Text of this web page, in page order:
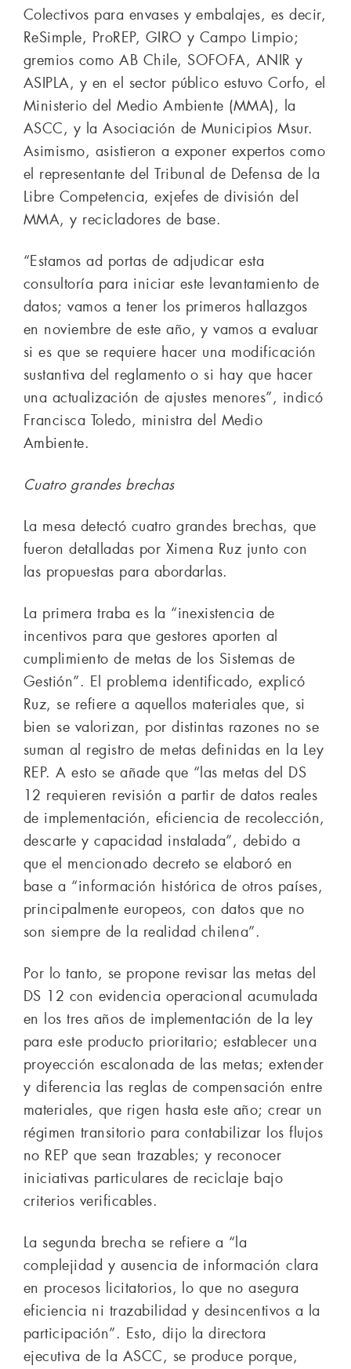
Colectivos para envases y embalajes, es decir,
ReSimple, ProREP, GIRO y Campo Limpio;
gremios como AB Chile, SOFOFA, ANIR y
ASIPLA, y en el sector público estuvo Corfo, el
Ministerio del Medio Ambiente (MMA), la
ASCC, y la Asociación de Municipios Msur.
Asimismo, asistieron a exponer expertos como
el representante del Tribunal de Defensa de la
Libre Competencia, exjefes de división del
MMA, y recicladores de base.
“Estamos ad portas de adjudicar esta
consultoría para iniciar este levantamiento de
datos; vamos a tener los primeros hallazgos
en noviembre de este año, y vamos a evaluar
si es que se requiere hacer una modificación
sustantiva del reglamento o si hay que hacer
una actualización de ajustes menores”, indicó
Francisca Toledo, ministra del Medio
Ambiente.
Cuatro grandes brechas
La mesa detectó cuatro grandes brechas, que
fueron detalladas por Ximena Ruz junto con
las propuestas para abordarlas.
La primera traba es la “inexistencia de
incentivos para que gestores aporten al
cumplimiento de metas de los Sistemas de
Gestión”. El problema identificado, explicó
Ruz, se refiere a aquellos materiales que, si
bien se valorizan, por distintas razones no se
suman al registro de metas definidas en la Ley
REP. A esto se añade que “las metas del DS
12 requieren revisión a partir de datos reales
de implementación, eficiencia de recolección,
descarte y capacidad instalada”, debido a
que el mencionado decreto se elaboró en
base a “información histórica de otros países,
principalmente europeos, con datos que no
son siempre de la realidad chilena”.
Por lo tanto, se propone revisar las metas del
DS 12 con evidencia operacional acumulada
en los tres años de implementación de la ley
para este producto prioritario; establecer una
proyección escalonada de las metas; extender
y diferencia las reglas de compensación entre
materiales, que rigen hasta este año; crear un
régimen transitorio para contabilizar los flujos
no REP que sean trazables; y reconocer
iniciativas particulares de reciclaje bajo
criterios verificables.
La segunda brecha se refiere a “la
complejidad y ausencia de información clara
en procesos licitatorios, lo que no asegura
eficiencia ni trazabilidad y desincentivos a la
participación”. Esto, dijo la directora
ejecutiva de la ASCC, se produce porque,